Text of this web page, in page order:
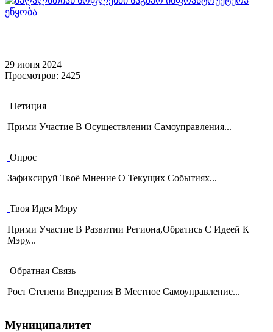
29 июня 2024
Просмотров: 2425
Петиция
Прими Участие В Осуществлении Самоуправления...
Опрос
Зафиксируй Твоё Мнение О Текущих Событиях...
Твоя Идея Мэру
Прими Участие В Развитии Региона,Обратись С Идеей К
Мэру...
Обратная Связь
Рост Степени Внедрения В Местное Самоуправление...
Муниципалитет